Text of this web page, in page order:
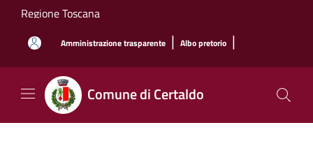
Salta al contenuto principale
Regione Toscana
Amministrazione trasparente | Albo pretorio |
Comune di Certaldo